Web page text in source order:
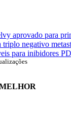
aprovado para
triplo negativo
para inibidores